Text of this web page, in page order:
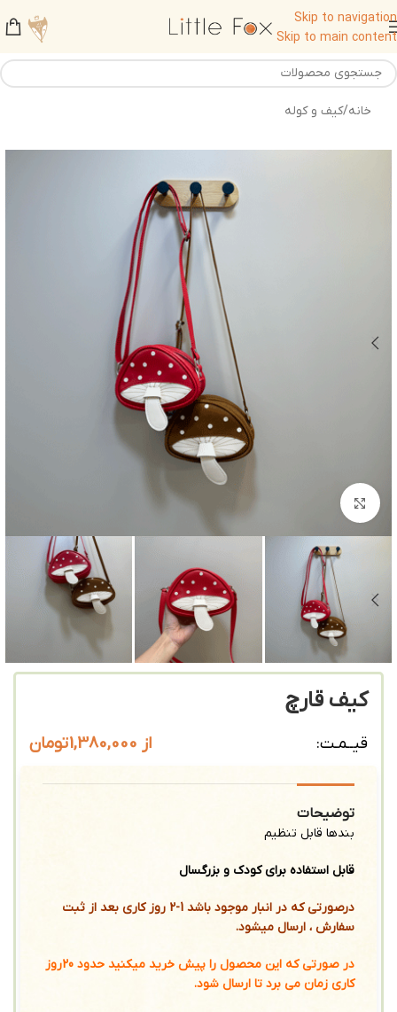
Skip to navigation
Skip to main content
خانه/کیف و کوله
کیف قارچ
قیــمـت: از 1,380,000تومان
توضیحات
بندها قابل تنظیم
قابل استفاده برای کودک و بزرگسال
درصورتی که در انبار موجود باشد 1-2 روز کاری بعد از ثبت
سفارش ، ارسال میشود.
در صورتی که این محصول را پیش خرید میکنید حدود 20روز
کاری زمان می برد تا ارسال شود.